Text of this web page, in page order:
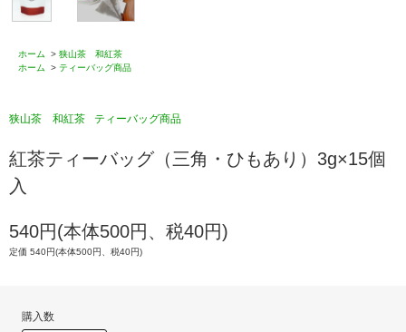
ホーム > 狭山茶 和紅茶
ホーム
> ティーバッグ商品
狭山茶 和紅茶 ティーバッグ商品
紅茶ティーバッグ（三角・ひもあり）3g×15個
入
540円(本体500円、税40円)
定価 540円(本体500円、税40円)
購入数